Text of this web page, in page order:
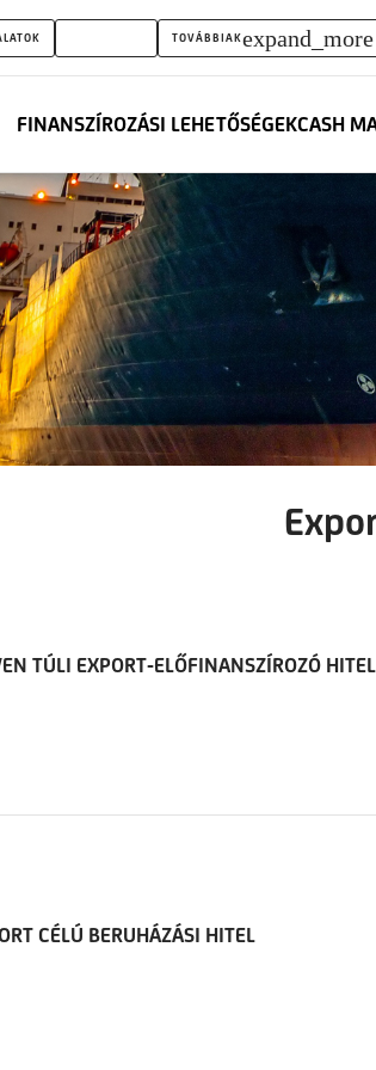
TOVÁBBIAKexpand_more
FINANSZÍROZÁSI LEHETŐSÉGEKCASH
TÚLI EXPORT-ELŐFINANSZÍROZÓ HITEL
CÉLÚ BERUHÁZÁSI HITEL